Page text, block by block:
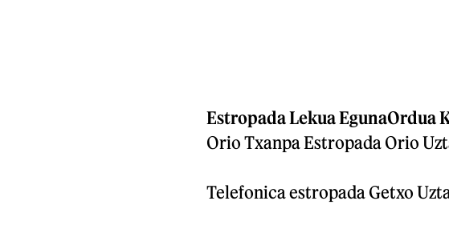
Estropada Lekua EgunaOrdua
Orio Txanpa Estropada Orio
Telefonica estropada Getxo